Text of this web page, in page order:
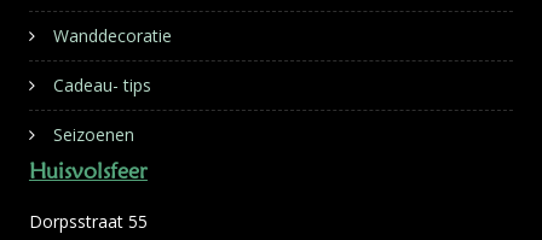
Wanddecoratie
Cadeau- tips
Seizoenen
Huisvolsfeer
Dorpsstraat 55